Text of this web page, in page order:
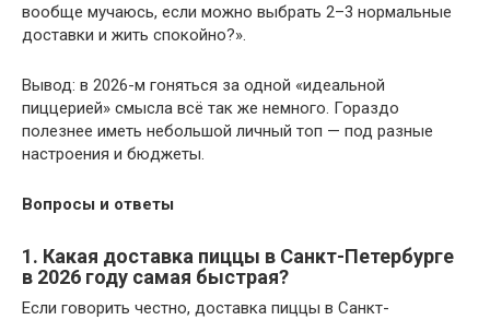
вообще мучаюсь, если можно выбрать 2–3 нормальные
доставки и жить спокойно?».
Вывод: в 2026-м гоняться за одной «идеальной
пиццерией» смысла всё так же немного. Гораздо
полезнее иметь небольшой личный топ — под разные
настроения и бюджеты.
Вопросы и ответы
1. Какая доставка пиццы в Санкт-Петербурге
в 2026 году самая быстрая?
Если говорить честно, доставка пиццы в Санкт-